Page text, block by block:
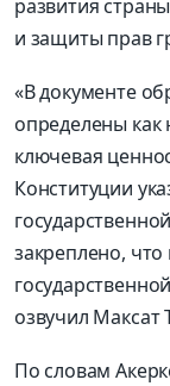
развития
и защиты прав
«В документе
определены как
ключевая
Конституции
закреплено,
озвучил Максат
По словам